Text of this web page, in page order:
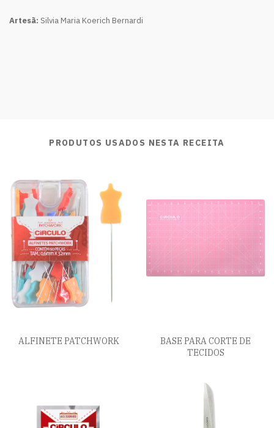
Artesã: Silvia Maria Koerich Bernardi
PRODUTOS USADOS NESTA RECEITA
ALFINETE PATCHWORK
BASE PARA CORTE DE
TECIDOS